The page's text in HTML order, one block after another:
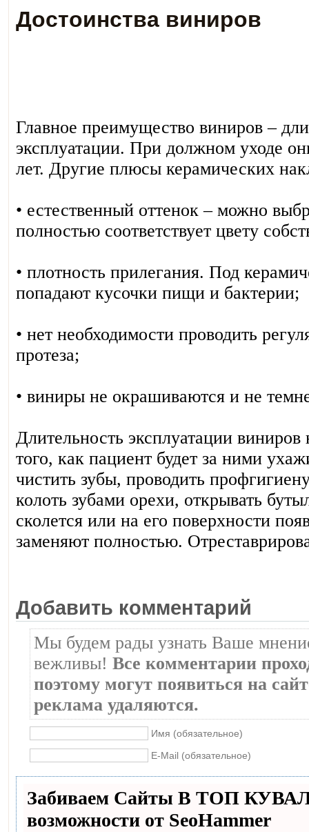
Достоинства виниров
Главное преимущество виниров –
эксплуатации. При должном уходе
лет. Другие плюсы керамических
• естественный оттенок – можно
полностью соответствует цвету
• плотность прилегания. Под
попадают кусочки пищи и бактерии;
• нет необходимости проводить
протеза;
• виниры не окрашиваются и не
Длительность эксплуатации
того, как пациент будет за ними
чистить зубы, проводить
колоть зубами орехи, открывать
сколется или на его поверхности
заменяют полностью.
Добавить комментарий
Мы будем рады узнать Ваше
вежливы! Все комментарии
поэтому могут появиться на
реклама удаляются.
Имя (обязательное)
E-Mail (обязательное)
Забиваем Сайты В ТОП
возможности от SeoHammer